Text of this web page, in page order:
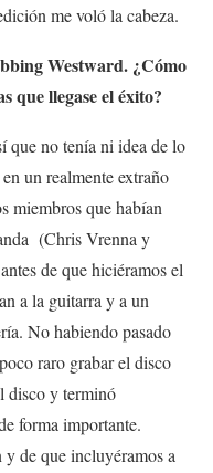
me voló la cabeza.
Westward. ¿Cómo
que llegase el éxito?
que no tenía ni idea de lo
un realmente extraño
miembros que habían
(Chris Vrenna y
de que hiciéramos el
a la guitarra y a un
No habiendo pasado
raro grabar el disco
disco y terminó
forma importante.
y de que incluyéramos a